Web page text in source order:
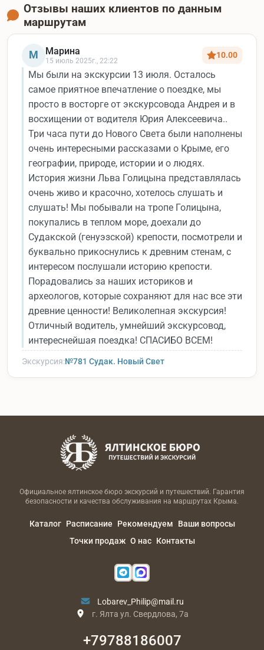
Отзывы наших клиентов по данным
маршрутам
М Марина
15 июль 2025г., 22:22
10.00
Мы были на экскурсии 13 июля. Осталось
самое приятное впечатление о поездке, мы
просто в восторге от экскурсовода Андрея и в
восхищении от водителя Юрия Алексеевича..
Три часа пути до Нового Света были наполнены
очень интересными рассказами о Крыме, его
географии, природе, истории и о людях.
История жизни Льва Голицына представлялась
очень живо и красочно, хотелось слушать и
слушать! Мы побывали на тропе Голицына,
покупались в теплом море, доехали до
Судакской (генуэзской) крепости, посмотрели и
буквально прикоснулись к древним стенам, с
интересом послушали историю крепости.
Порадовались за наших историков и
археологов, которые сохраняют для нас все эти
древние ценности! Великолепная экскурсия!
Отличный водитель, умнейший экскурсовод,
интереснейшая поездка! СПАСИБО ВСЕМ!
Экскурсия:№781 Судак. Новый Свет
Официальное ялтинское бюро экскурсий и путешествий. Гарантия
безопасности и качества обслуживания на маршрутах Крыма.
Каталог Расписание Рекомендуем
Ваши вопросы
Точки продаж О нас Контакты
Lobarev_Philip@mail.ru
г. Ялта ул. Свердлова, 7а
+79788186007